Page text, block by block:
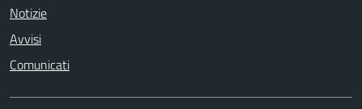
Notizie
Avvisi
Comunicati